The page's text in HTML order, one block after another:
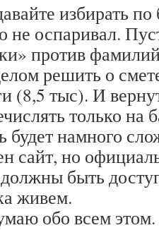
избирать
не оспаривал.
против
решить о
(8,5 тыс). И
только на
будет намного
сайт, но
быть
живем.
обо всем этом.